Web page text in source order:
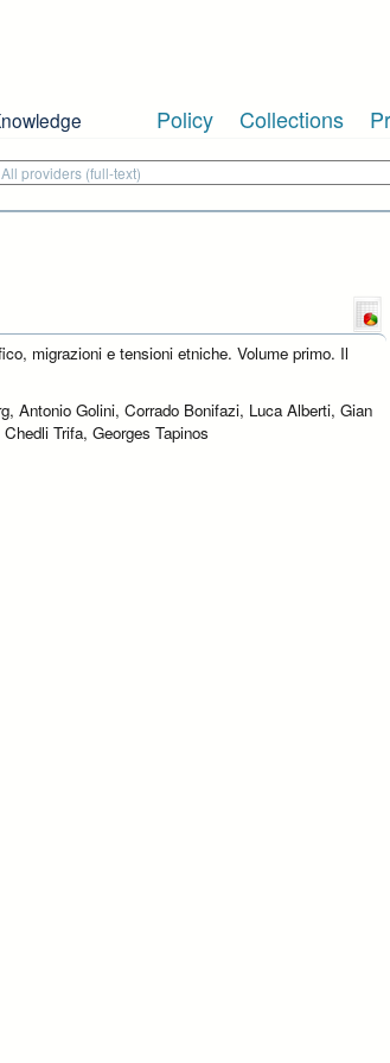
Policy Collections
migrazioni e tensioni etniche. Volume primo. Il
Antonio Golini, Corrado Bonifazi, Luca Alberti, Gian
Trifa, Georges Tapinos